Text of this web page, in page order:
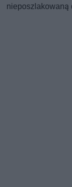
nieposzlakowaną